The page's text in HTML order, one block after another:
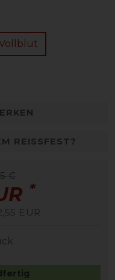
REISSFEST?
€
*
EUR